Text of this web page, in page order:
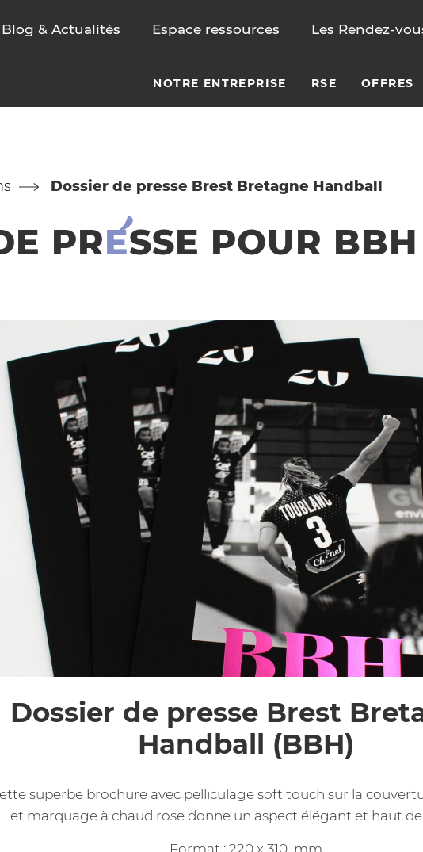
Blog & Actualités Espace ressources Les Rendez-
NOTRE ENTREPRISE RSE OFFRES
Dossier de presse Brest Bretagne Handball
PRESSE POUR BBH
Dossier de presse Brest
Handball (BBH)
superbe brochure avec pelliculage soft touch sur la
et marquage à chaud rose donne un aspect élégant et haut
Format :220 x 310 mm